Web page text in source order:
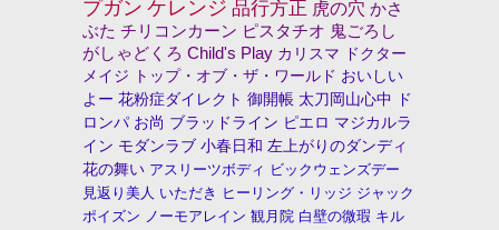
プガン ケレンジ 品行方正 虎の穴 かさ
ぶた チリコンカーン ピスタチオ 鬼ごろし
がしゃどくろ Child's Play カリスマ
ドクター
メイジ
トップ・オブ・ザ・ワールド おいしい
よー 花粉症ダイレクト 御開帳 太刀岡山心中
ド
ロンパ お尚 ブラッドライン ピエロ マジカルラ
イン モダンラブ 小春日和 左上がりのダンディ
花の舞い アスリーツボディ ビックウェンズデー
見返り美人 いただき ヒーリング・リッジ ジャック
ポイズン ノーモアレイン 観月院 白壁の微瑕 キル